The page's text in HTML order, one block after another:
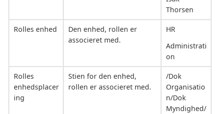
Thorsen
Rolles enhed
Den enhed, rollen er
associeret med.
HR
Administrati
on
Rolles
enhedsplacer
ing
Stien for den enhed,
rollen er associeret med.
/Dok
Organisatio
n/Dok
Myndighed/